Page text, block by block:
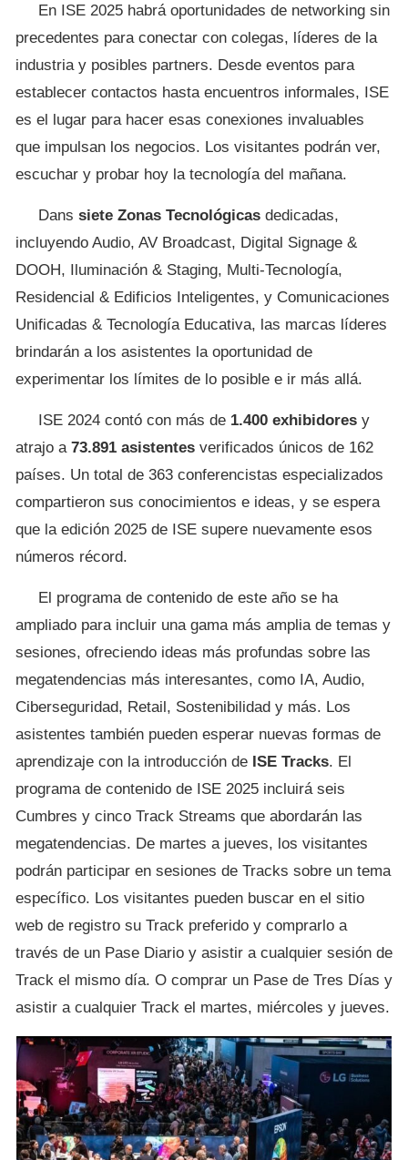
En ISE 2025 habrá oportunidades de networking sin
precedentes para conectar con colegas, líderes de la
industria y posibles partners. Desde eventos para
establecer contactos hasta encuentros informales, ISE
es el lugar para hacer esas conexiones invaluables
que impulsan los negocios. Los visitantes podrán ver,
escuchar y probar hoy la tecnología del mañana.
Dans siete Zonas Tecnológicas dedicadas,
incluyendo Audio, AV Broadcast, Digital Signage &
DOOH, Iluminación & Staging, Multi-Tecnología,
Residencial & Edificios Inteligentes, y Comunicaciones
Unificadas & Tecnología Educativa, las marcas líderes
brindarán a los asistentes la oportunidad de
experimentar los límites de lo posible e ir más allá.
ISE 2024 contó con más de 1.400 exhibidores y
atrajo a 73.891 asistentes verificados únicos de 162
países. Un total de 363 conferencistas especializados
compartieron sus conocimientos e ideas, y se espera
que la edición 2025 de ISE supere nuevamente esos
números récord.
El programa de contenido de este año se ha
ampliado para incluir una gama más amplia de temas y
sesiones, ofreciendo ideas más profundas sobre las
megatendencias más interesantes, como IA, Audio,
Ciberseguridad, Retail, Sostenibilidad y más. Los
asistentes también pueden esperar nuevas formas de
aprendizaje con la introducción de ISE Tracks. El
programa de contenido de ISE 2025 incluirá seis
Cumbres y cinco Track Streams que abordarán las
megatendencias. De martes a jueves, los visitantes
podrán participar en sesiones de Tracks sobre un tema
específico. Los visitantes pueden buscar en el sitio
web de registro su Track preferido y comprarlo a
través de un Pase Diario y asistir a cualquier sesión de
Track el mismo día. O comprar un Pase de Tres Días y
asistir a cualquier Track el martes, miércoles y jueves.